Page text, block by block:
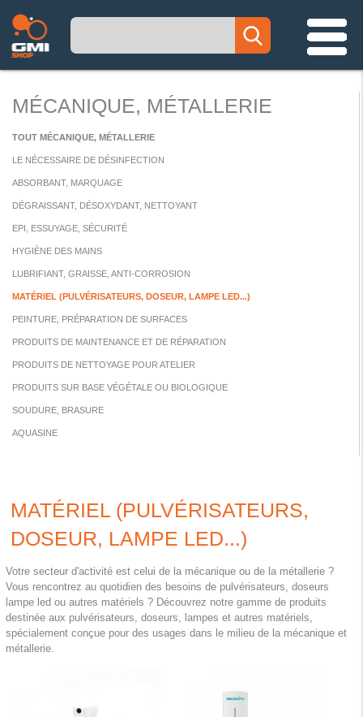
MÉCANIQUE, MÉTALLERIE
TOUT MÉCANIQUE, MÉTALLERIE
LE NÉCESSAIRE DE DÉSINFECTION
ABSORBANT, MARQUAGE
DÉGRAISSANT, DÉSOXYDANT, NETTOYANT
EPI, ESSUYAGE, SÉCURITÉ
HYGIÈNE DES MAINS
LUBRIFIANT, GRAISSE, ANTI-CORROSION
MATÉRIEL (PULVÉRISATEURS, DOSEUR, LAMPE LED...)
PEINTURE, PRÉPARATION DE SURFACES
PRODUITS DE MAINTENANCE ET DE RÉPARATION
PRODUITS DE NETTOYAGE POUR ATELIER
PRODUITS SUR BASE VÉGÉTALE OU BIOLOGIQUE
SOUDURE, BRASURE
AQUASINE
MATÉRIEL (PULVÉRISATEURS,
DOSEUR, LAMPE LED...)
Votre secteur d'activité est celui de la mécanique ou de la métallerie ?
Vous rencontrez au quotidien des besoins de pulvérisateurs, doseurs
lampe led ou autres matériels ? Découvrez notre gamme de produits
destinée aux pulvérisateurs, doseurs, lampes et autres matériels,
spécialement conçue pour des usages dans le milieu de la mécanique et
métallerie.